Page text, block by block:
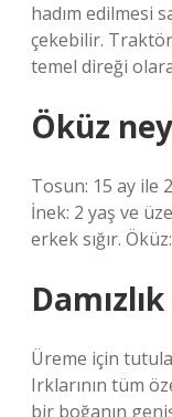
hadım edilmesi
çekebilir.
temel direği
Öküz
Tosun: 15 ay ile
İnek: 2 yaş ve
erkek sığır.
Üreme için
Irklarının tüm
bir boğanın